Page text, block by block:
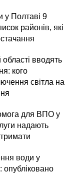
у Полтаві 9
районів, які
області вводять
кого
світла на
для ВПО у
надають
води у
опубліковано